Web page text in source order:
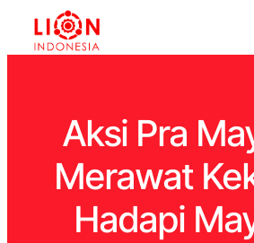
Aksi Pra
Merawat
Hadapi